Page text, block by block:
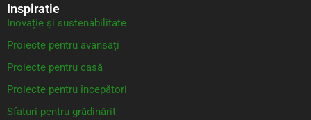
Inspiratie
Inovație și sustenabilitate
Proiecte pentru avansați
Proiecte pentru casă
Proiecte pentru începători
Sfaturi pentru grădinărit